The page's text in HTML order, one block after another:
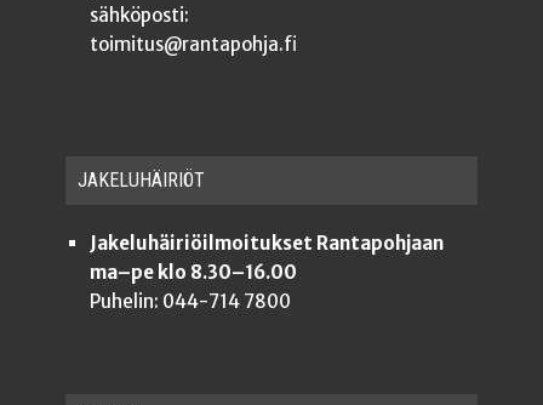
sähköposti:
toimitus@rantapohja.fi
JAKE­LU­HÄI­RIÖT
Jakeluhäiriöilmoitukset Rantapohjaan
ma–pe klo 8.30–16.00
Puhelin: 044-714 7800